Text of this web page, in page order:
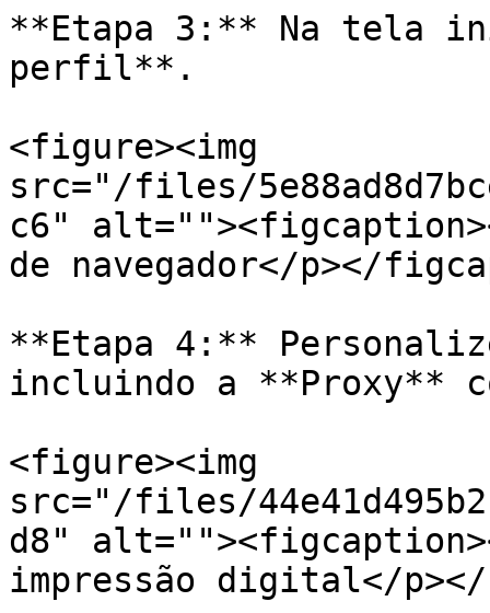
**Etapa 3:** Na tela
perfil**.
<figure><img
src="/files/
c6"
de navegador</p></
**Etapa 4:**
incluindo a **Proxy**
<figure><img
src="/files/
d8"
impressão digital</